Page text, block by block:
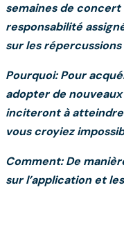
semaines de
responsabilité
sur les répercussions
Pourquoi: Pour
adopter de
inciteront à
vous croyiez
Comment: De
sur l’application et